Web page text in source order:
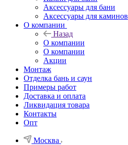
Аксессуары для бани
Аксессуары для каминов
О компании
Назад
О компании
О компании
Акции
Монтаж
Отделка бань и саун
Примеры работ
Доставка и оплата
Ликвидация товара
Контакты
Опт
Москва